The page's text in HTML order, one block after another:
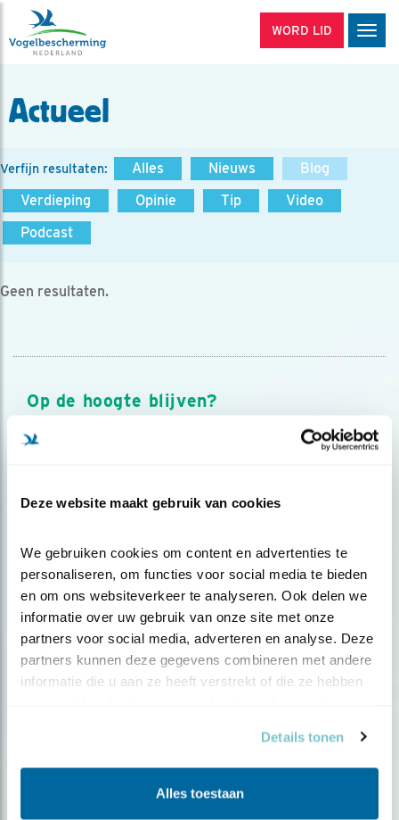
Deze website maakt gebruik van cookies
We gebruiken cookies om content en advertenties te
personaliseren, om functies voor social media te bieden
en om ons websiteverkeer te analyseren. Ook delen we
informatie over uw gebruik van onze site met onze
partners voor social media, adverteren en analyse. Deze
partners kunnen deze gegevens combineren met andere
informatie die u aan ze heeft verstrekt of die ze hebben
Details tonen
Alles toestaan
WORD LID
Actueel
Verfijn resultaten: Alles Nieuws
Blog
Verdieping
Opinie Tip
Video
Podcast
Geen resultaten.
Op de hoogte blijven?
Meld je aan en ontvang nieuws, inspiratie, acties en tips
over vogels en activiteiten van Vogelbescherming.